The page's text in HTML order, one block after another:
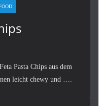
Pasta Chips aus dem
leicht chewy und ….